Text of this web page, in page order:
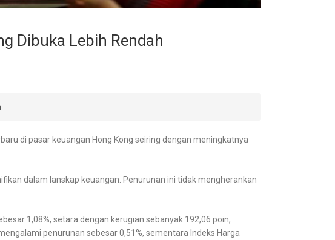
Dibuka Lebih Rendah
di pasar keuangan Hong Kong seiring dengan meningkatnya
dalam lanskap keuangan. Penurunan ini tidak mengherankan
1,08%, setara dengan kerugian sebanyak 192,06 poin,
penurunan sebesar 0,51%, sementara Indeks Harga